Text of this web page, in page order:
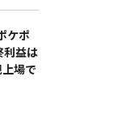
ケポ
利益は
場で